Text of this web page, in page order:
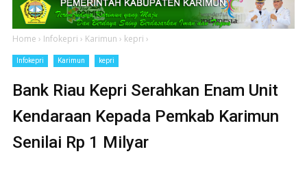
Home › Infokepri › Karimun › kepri ›
Infokepri Karimun kepri
Bank Riau Kepri Serahkan Enam Unit
Kendaraan Kepada Pemkab Karimun
Senilai Rp 1 Milyar